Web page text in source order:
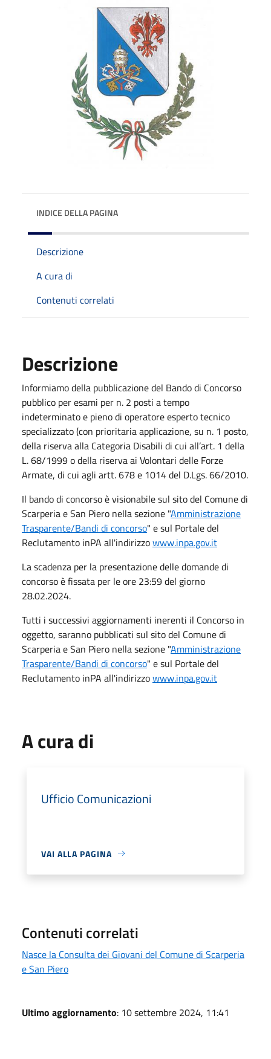
INDICE DELLA PAGINA
Descrizione
A cura di
Contenuti correlati
Descrizione
Informiamo della pubblicazione del Bando di Concorso
pubblico per esami per n. 2 posti a tempo
indeterminato e pieno di operatore esperto tecnico
specializzato (con prioritaria applicazione, su n. 1 posto,
della riserva alla Categoria Disabili di cui all’art. 1 della
L. 68/1999 o della riserva ai Volontari delle Forze
Armate, di cui agli artt. 678 e 1014 del D.Lgs. 66/2010.
Il bando di concorso è visionabile sul sito del Comune di
Scarperia e San Piero nella sezione "Amministrazione
Trasparente/Bandi di concorso" e sul Portale del
Reclutamento inPA all'indirizzowww.inpa.gov.it
La scadenza per la presentazione delle domande di
concorso è fissata per le ore 23:59 del giorno
28.02.2024.
Tutti i successivi aggiornamenti inerenti il Concorso in
oggetto, saranno pubblicati sul sito del Comune di
Scarperia e San Piero nella sezione "Amministrazione
Trasparente/Bandi di concorso" e sul Portale del
Reclutamento inPA all'indirizzowww.inpa.gov.it
A cura di
Ufficio Comunicazioni
VAI ALLA PAGINA
Contenuti correlati
Nasce la Consulta dei Giovani del Comune di Scarperia
e San Piero
Ultimo aggiornamento: 10 settembre 2024, 11:41